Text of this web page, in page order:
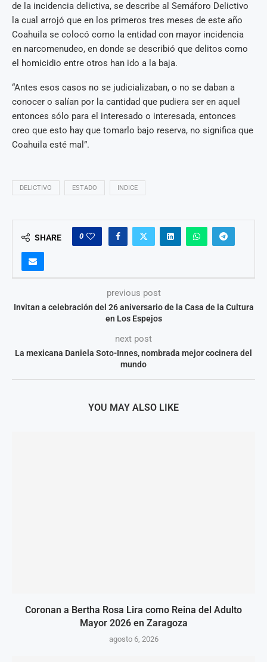
de la incidencia delictiva, se describe al Semáforo Delictivo
la cual arrojó que en los primeros tres meses de este año
Coahuila se colocó como la entidad con mayor incidencia
en narcomenudeo, en donde se describió que delitos como
el homicidio entre otros han ido a la baja.
“Antes esos casos no se judicializaban, o no se daban a
conocer o salían por la cantidad que pudiera ser en aquel
entonces sólo para el interesado o interesada, entonces
creo que esto hay que tomarlo bajo reserva, no significa que
Coahuila esté mal”.
DELICTIVO ESTADO INDICE
SHARE 0
previous post
Invitan a celebración del 26 aniversario de la Casa de la Cultura
en Los Espejos
next post
La mexicana Daniela Soto-Innes, nombrada mejor cocinera del
mundo
YOU MAY ALSO LIKE
Coronan a Bertha Rosa Lira como Reina del Adulto
Mayor 2026 en Zaragoza
agosto 6, 2026